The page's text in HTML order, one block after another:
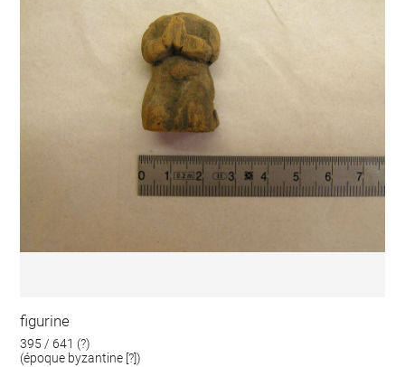
figurine
395 / 641 (?)
(époque byzantine [?])